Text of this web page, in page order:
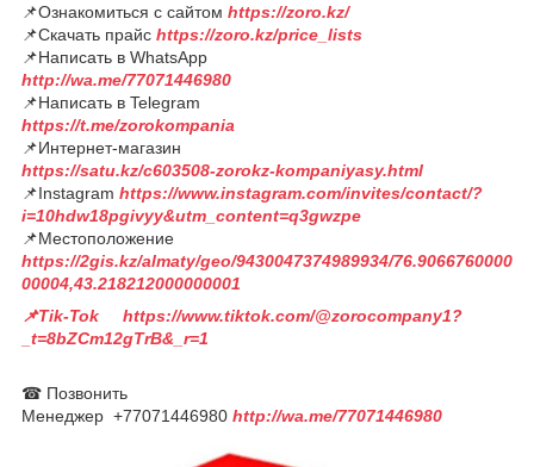
📌Ознакомиться с сайтом https://zoro.kz/
📌Скачать прайс https://zoro.kz/price_lists
📌Написать в WhatsApp
http://wa.me/77071446980
📌Написать в Telegram
https://t.me/zorokompania
📌Интернет-магазин
https://satu.kz/c603508-zorokz-kompaniyasy.html
📌Instagram https://www.instagram.com/invites/contact/?
i=10hdw18pgivyy&utm_content=q3gwzpe
📌Местоположение
https://2gis.kz/almaty/geo/9430047374989934/76.9066760000
00004,43.218212000000001
📌Tik-Tok https://www.tiktok.com/@zorocompany1?
_t=8bZCm12gTrB&_r=1
☎ Позвонить
Менеджер +77071446980 http://wa.me/77071446980